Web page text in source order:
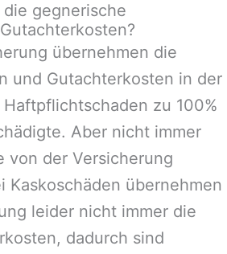
gegnerische
übernehmen die
und Gutachterkosten in der
zu 100%
Aber nicht immer
von der Versicherung
Kaskoschäden übernehmen
leider nicht immer die
dadurch sind